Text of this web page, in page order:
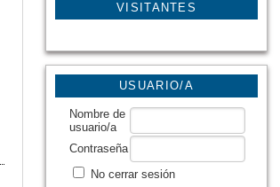
VISITANTES
USUARIO/A
Nombre de
usuario/a
Contraseña
No cerrar sesión